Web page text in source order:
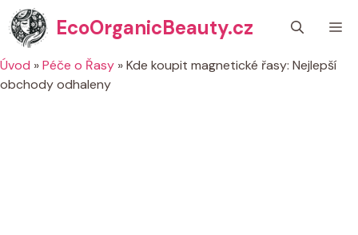
Přeskočit
na
obsah
EcoOrganicBeauty.cz
Úvod »Péče o Řasy »Kde koupit magnetické řasy: Nejlepší
obchody odhaleny